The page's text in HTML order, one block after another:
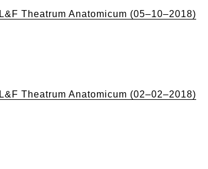
L&F Theatrum Anatomicum (05–10–2018)
L&F Theatrum Anatomicum (02–02–2018)